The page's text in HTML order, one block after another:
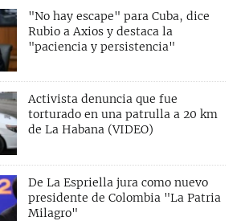
"No hay escape" para Cuba, dice
Rubio a Axios y destaca la
"paciencia y persistencia"
Activista denuncia que fue
torturado en una patrulla a 20 km
de La Habana (VIDEO)
De La Espriella jura como nuevo
presidente de Colombia "La Patria
Milagro"